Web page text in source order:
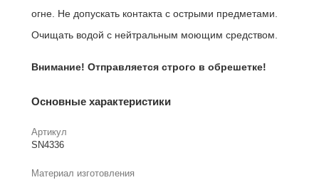
огне. Не допускать контакта с острыми предметами.
Очищать водой с нейтральным моющим средством.
Внимание! Отправляется строго в обрешетке!
Основные характеристики
Артикул
SN4336
Материал изготовления